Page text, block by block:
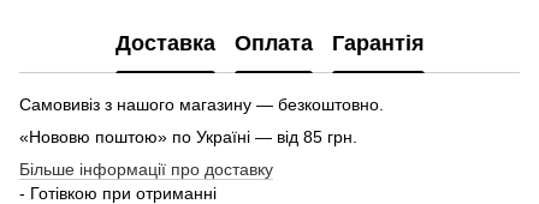
Доставка Оплата Гарантія
Самовивіз з нашого магазину — безкоштовно.
«Нововю поштою» по Україні — від 85 грн.
Більше інформації про доставку
- Готівкою при отриманні